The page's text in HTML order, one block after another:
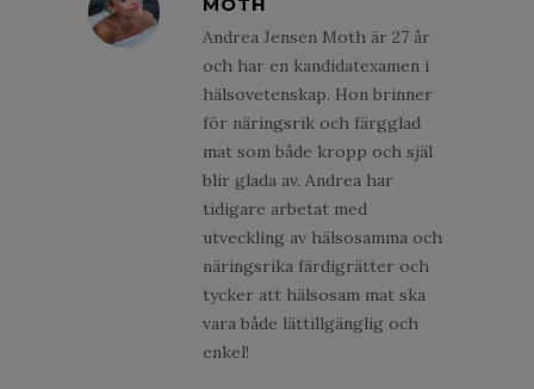
Andrea Jensen Moth är 27 år
och har en kandidatexamen i
hälsovetenskap. Hon brinner
för näringsrik och färgglad
mat som både kropp och själ
blir glada av. Andrea har
tidigare arbetat med
utveckling av hälsosamma och
näringsrika färdigrätter och
tycker att hälsosam mat ska
vara både lättillgänglig och
enkel!